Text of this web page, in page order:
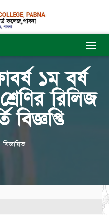
১ম বর্ষ
রিলিজ
বিজ্ঞপ্তি
বিস্তারিত